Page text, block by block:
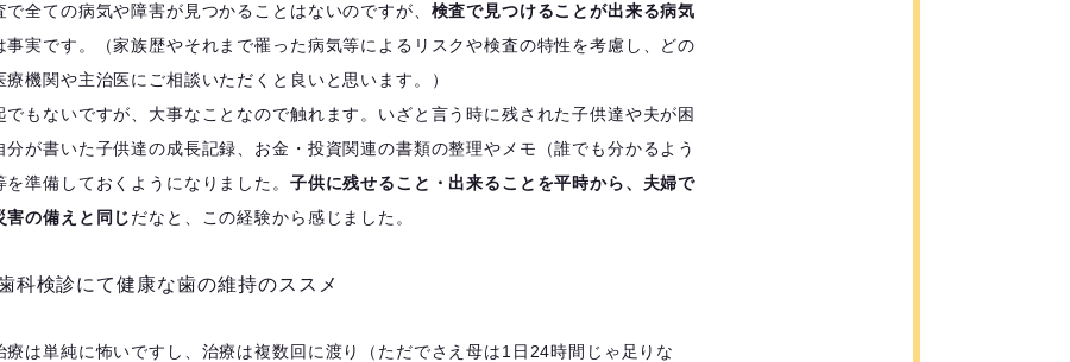
全ての病気や障害が見つかることはないのですが、 検査で見つけることが出来る病気
事実です。（家族歴やそれまで罹った病気等によるリスクや検査の特性を考慮し、どの
機関や主治医にご相談いただくと良いと思います。）
もないですが、大事なことなので触れます。いざと言う時に残された子供達や夫が困
分が書いた子供達の成長記録、お金・投資関連の書類の整理やメモ（誰でも分かるよう
準備しておくようになりました。 子供に残せること・出来ることを平時から、夫婦で
害の備えと同じだなと、この経験から感じました。
科検診にて健康な歯の維持のススメ
療は単純に怖いですし、治療は複数回に渡り（ただでさえ母は1日24時間じゃ足りな